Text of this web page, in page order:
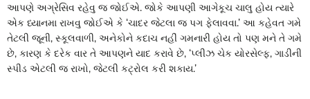
આપણે અગ્રેસિવ રહેવુ જ જોઈએ. જોકે આપણી આગેકૂચ ચાલુ હોય ત્યારે
એક ધ્યાનમા રાખવુ જોઈએ કે ‘ચાદર જેટલા જ પગ ફેલાવવા.’ આ કહેવત ગમે
તેટલી જૂની, સ્કૂલવાળી, અનેકોને કદાચ નહીં ગમનારી હોય તો પણ મને તે ગમે
છે, કારણ કે દરેક વાર તે આપણને યાદ કરાવે છે, ‘પ્લીઝ ચેક યોરસેલ્ફ, ગાડીની
સ્પીડ એટલી જ રાખો, જેટલી કટ્રોલ કરી શકાય.’